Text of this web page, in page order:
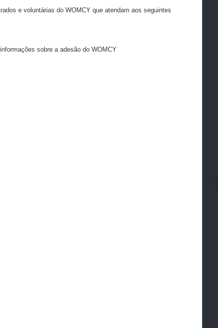
e voluntárias do WOMCY que atendam aos seguintes
sobre a adesão do WOMCY